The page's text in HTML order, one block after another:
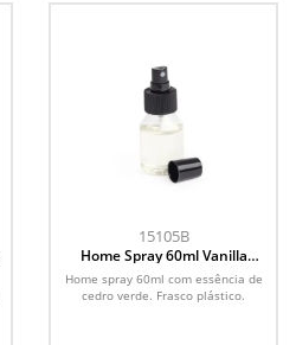
15105B
Home Spray 60ml Vanilla
Cítrica
Home spray 60ml com essência de
cedro verde. Frasco plástico.